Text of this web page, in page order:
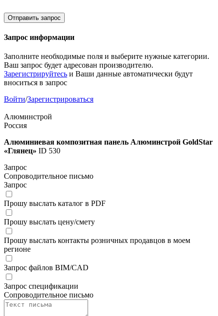
Отправить запрос
Запрос информации
Заполните необходимые поля и выберите нужные категории.
Ваш запрос будет адресован производителю.
Зарегистрируйтесь и Ваши данные автоматически будут
вноситься в запрос
Войти/Зарегистрироваться
Алюминстрой
Россия
Алюминиевая композитная панель Алюминстрой GoldStar
«Глянец» ID 530
Запрос
Сопроводительное письмо
Запрос
Прошу выслать каталог в PDF
Прошу выслать цену/смету
Прошу выслать контакты розничных продавцов в моем
регионе
Запрос файлов BIM/CAD
Запрос спецификации
Сопроводительное письмо